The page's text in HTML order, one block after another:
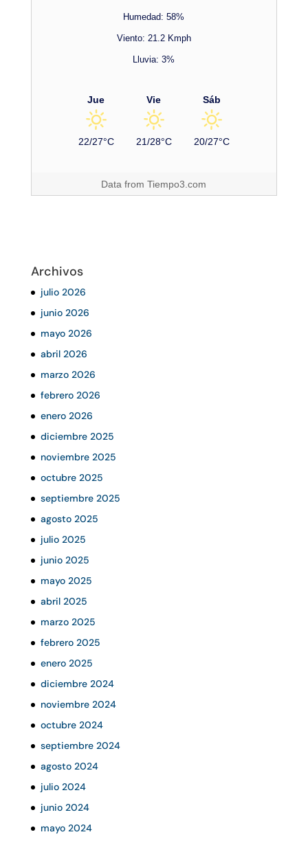
Humedad: 58%
Viento: 21.2 Kmph
Lluvia: 3%
Jue
22/27°C
Vie
21/28°C
Sáb
20/27°C
Data fromTiempo3.com
Archivos
julio 2026
junio 2026
mayo 2026
abril 2026
marzo 2026
febrero 2026
enero 2026
diciembre 2025
noviembre 2025
octubre 2025
septiembre 2025
agosto 2025
julio 2025
junio 2025
mayo 2025
abril 2025
marzo 2025
febrero 2025
enero 2025
diciembre 2024
noviembre 2024
octubre 2024
septiembre 2024
agosto 2024
julio 2024
junio 2024
mayo 2024